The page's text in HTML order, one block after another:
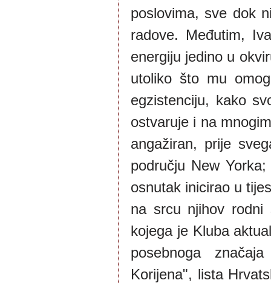
poslovima, sve dok
radove. Međutim,
energiju jedino u
utoliko što mu
egzistenciju, kako
ostvaruje i na
angažiran, prije
području New
osnutak inicirao u
na srcu njihov
kojega je Kluba
posebnoga
Korijena", lista